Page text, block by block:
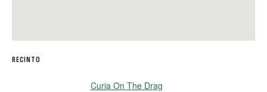
RECINTO
Curia On The Drag